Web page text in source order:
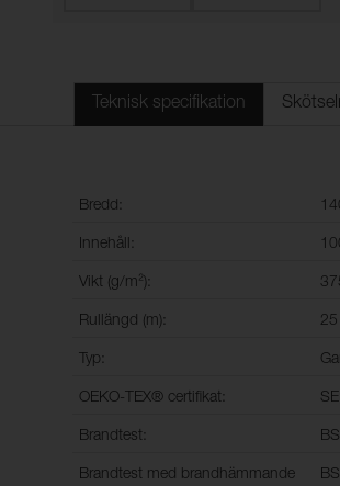
Teknisk specifikation
Bredd:
Innehåll:
Vikt (g/m²):
Rullängd (m): 25
Typ:
OEKO-TEX® certifikat:
Brandtest:
Brandtest med brandhämmande